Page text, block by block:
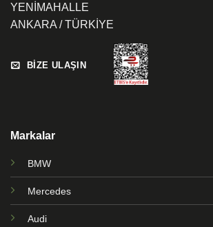
YENİMAHALLE
ANKARA / TÜRKİYE
BİZE ULAŞIN
Markalar
BMW
Mercedes
Audi